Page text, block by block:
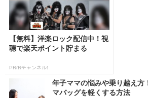
【無料】洋楽ロック配信中！視
聴で楽天ポイント貯まる
PR(Rチャンネル)
年子ママの悩みや乗り越え方
マバッグを軽くする方法